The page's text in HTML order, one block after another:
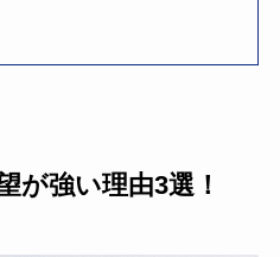
が強い理由3選！